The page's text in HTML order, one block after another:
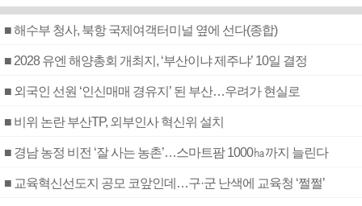
■ 해수부 청사, 북항 국제여객터미널 옆에 선다(종합)
■ 2028 유엔 해양총회 개최지, ‘부산이냐 제주냐’ 10일 결정
■ 외국인 선원 ‘인신매매 경유지’ 된 부산…우려가 현실로
■ 비위 논란 부산TP, 외부인사 혁신위 설치
■ 경남 농정 비전 ‘잘 사는 농촌’…스마트팜 1000㏊까지 늘린다
■ 교육혁신선도지 공모 코앞인데…구·군 난색에 교육청 ‘쩔쩔’